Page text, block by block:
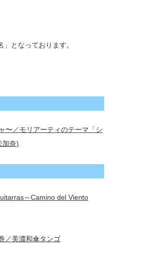
となっております。
／モリアーティのテーマ「シ
加奈)
～Camino del Viento
／美濃和傘タンゴ